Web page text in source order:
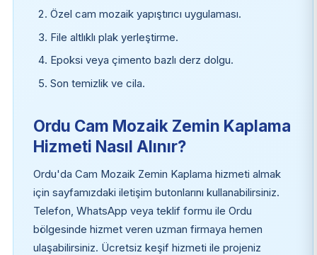
Özel cam mozaik yapıştırıcı uygulaması.
File altlıklı plak yerleştirme.
Epoksi veya çimento bazlı derz dolgu.
Son temizlik ve cila.
Ordu Cam Mozaik Zemin Kaplama
Hizmeti Nasıl Alınır?
Ordu'da Cam Mozaik Zemin Kaplama hizmeti almak
için sayfamızdaki iletişim butonlarını kullanabilirsiniz.
Telefon, WhatsApp veya teklif formu ile Ordu
bölgesinde hizmet veren uzman firmaya hemen
ulaşabilirsiniz. Ücretsiz keşif hizmeti ile projeniz